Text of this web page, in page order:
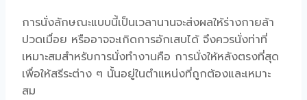
การนั่งลักษณะแบบนี้เป็นเวลานานจะส่งผลให้ร่างกายล้า
ปวดเมื่อย หรืออาจจะเกิดการอักเสบได้ จึงควรนั่งท่าที่
เหมาะสมสำหรับการนั่งทำงานคือ การนั่งให้หลังตรงที่สุด
เพื่อให้สรีระต่าง ๆ นั้นอยู่ในตำแหน่งที่ถูกต้องและเหมาะ
สม